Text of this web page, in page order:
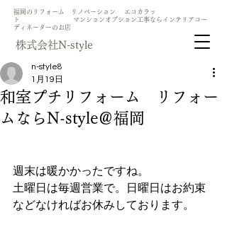
​福岡のリフォーム リノベーション エコカラッ
ト マンションオプション工事ならインテリアコー
ディネーターのお店
​株式会社N-style
和室プチリフォーム リフォー
ムならN-style＠福岡
n-style8
1月19日
週末は暖かかったですね。
土曜日は毎週営業で。日曜日はお約束
などなければお休みしております。